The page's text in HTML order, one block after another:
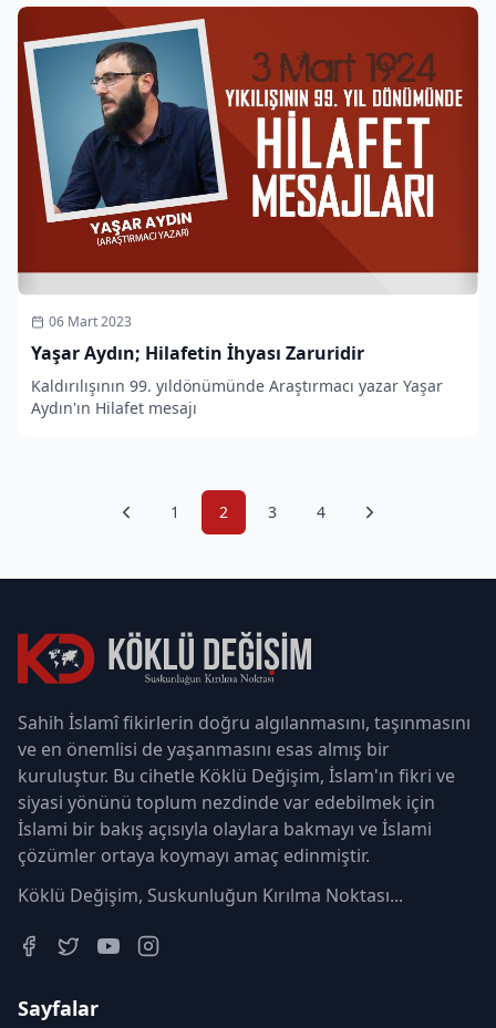
06 Mart 2023
Yaşar Aydın; Hilafetin İhyası Zaruridir
Kaldırılışının 99. yıldönümünde Araştırmacı yazar Yaşar
Aydın'ın Hilafet mesajı
1 2 3 4
Sahih İslamî fikirlerin doğru algılanmasını, taşınmasını
ve en önemlisi de yaşanmasını esas almış bir
kuruluştur. Bu cihetle Köklü Değişim, İslam'ın fikri ve
siyasi yönünü toplum nezdinde var edebilmek için
İslami bir bakış açısıyla olaylara bakmayı ve İslami
çözümler ortaya koymayı amaç edinmiştir.
Köklü Değişim, Suskunluğun Kırılma Noktası...
Sayfalar